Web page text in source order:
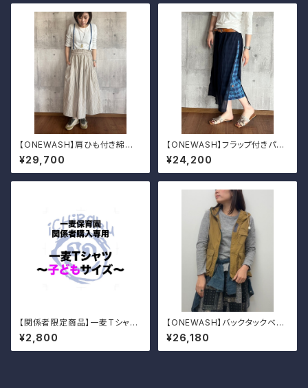
【ONEWASH】肩ひも付き綿麻
ギャザースカート
¥29,700
【ONEWASH】フラップ付きパン
ツ
¥24,200
【関係者限定商品】一麦Tシャツ
（子どもサイズ）
¥2,800
【ONEWASH】バックタックベス
ト 2026
¥26,180